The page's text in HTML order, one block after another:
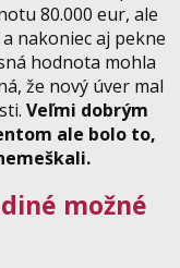
80.000 eur, ale
nakoniec aj pekne
hodnota mohla
že nový úver mal
Veľmi dobrým
ale bolo to,
možné